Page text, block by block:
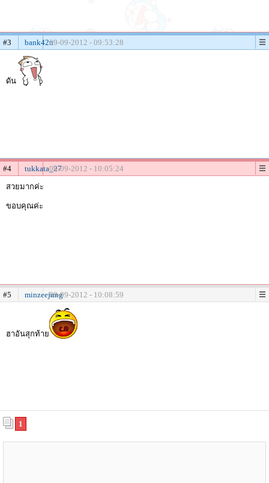
#3 bank42n09-09-2012 - 09:53:28
ดัน
#4 tukkata_2709-09-2012 - 10:05:24
สวยมากค่ะ
ขอบคุณค่ะ
#5 minzeejung09-09-2012 - 10:08:59
ฮาอันสุกท้าย
1